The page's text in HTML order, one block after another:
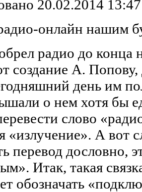
20.02.2014 13:47
радио до конца
создание А.
день им
о нем хотя бы
слово
«излучение». А вот
перевод дословно,
Итак, такая
обозначать